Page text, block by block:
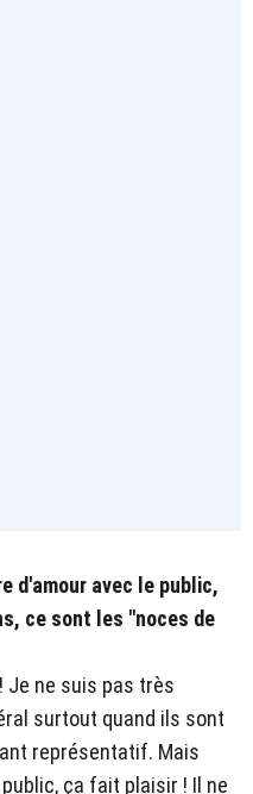
d'amour avec le public,
ce sont les "noces de
Je ne suis pas très
surtout quand ils sont
représentatif. Mais
ça fait plaisir ! Il ne